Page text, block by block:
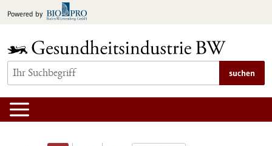
Inhalt
Powered by
suchen